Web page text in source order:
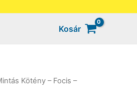
Kosár
Kötény – Focis –